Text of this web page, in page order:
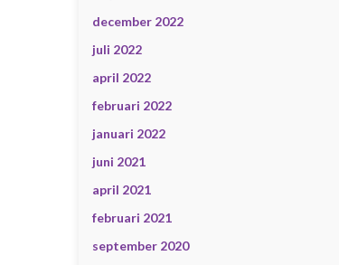
december 2022
juli 2022
april 2022
februari 2022
januari 2022
juni 2021
april 2021
februari 2021
september 2020